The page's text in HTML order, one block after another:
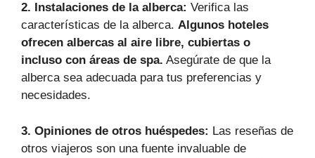
2. Instalaciones de la alberca: Verifica las
características de la alberca. Algunos hoteles
ofrecen albercas al aire libre, cubiertas o
incluso con áreas de spa. Asegúrate de que la
alberca sea adecuada para tus preferencias y
necesidades.
3. Opiniones de otros huéspedes: Las reseñas de
otros viajeros son una fuente invaluable de